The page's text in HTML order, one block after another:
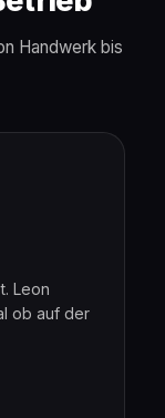
Handwerk bis
Leon
ob auf der